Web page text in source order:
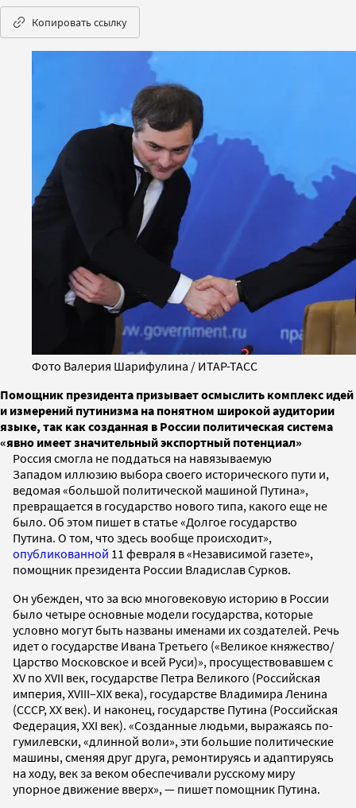
Копировать ссылку
Фото Валерия Шарифулина / ИТАР-ТАСС
Помощник президента призывает осмыслить комплекс идей
и измерений путинизма на понятном широкой аудитории
языке, так как созданная в России политическая система
«явно имеет значительный экспортный потенциал»
Россия смогла не поддаться на навязываемую
Западом иллюзию выбора своего исторического пути и,
ведомая «большой политической машиной Путина»,
превращается в государство нового типа, какого еще не
было. Об этом пишет в статье «Долгое государство
Путина. О том, что здесь вообще происходит»,
опубликованной 11 февраля в «Независимой газете»,
помощник президента России Владислав Сурков.
Он убежден, что за всю многовековую историю в России
было четыре основные модели государства, которые
условно могут быть названы именами их создателей. Речь
идет о государстве Ивана Третьего («Великое княжество/
Царство Московское и всей Руси)», просуществовавшем с
XV по XVII век, государстве Петра Великого (Российская
империя, XVIII–XIX века), государстве Владимира Ленина
(СССР, ХХ век). И наконец, государстве Путина (Российская
Федерация, XXI век). «Созданные людьми, выражаясь по-
гумилевски, «длинной воли», эти большие политические
машины, сменяя друг друга, ремонтируясь и адаптируясь
на ходу, век за веком обеспечивали русскому миру
упорное движение вверх», — пишет помощник Путина.